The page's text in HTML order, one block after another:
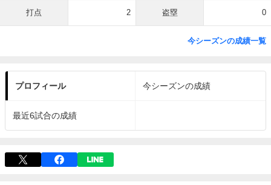
打点 2 盗塁 0
今シーズンの成績一覧
プロフィール 今シーズンの成績
最近6試合の成績